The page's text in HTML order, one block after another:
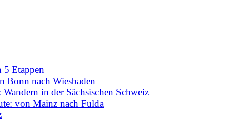
5 Etappen
Bonn nach Wiesbaden
in der Sächsischen Schweiz
von Mainz nach Fulda